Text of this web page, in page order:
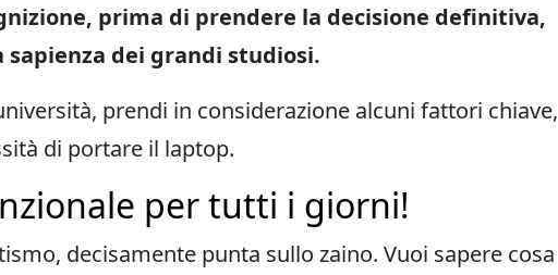
prima di prendere la decisione definitiva,
sapienza dei grandi studiosi.
prendi in considerazione alcuni fattori chiave,
di portare il laptop.
per tutti i giorni!
decisamente punta sullo zaino. Vuoi sapere cosa